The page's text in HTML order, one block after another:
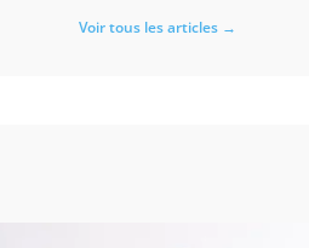
Voir tous les articles →